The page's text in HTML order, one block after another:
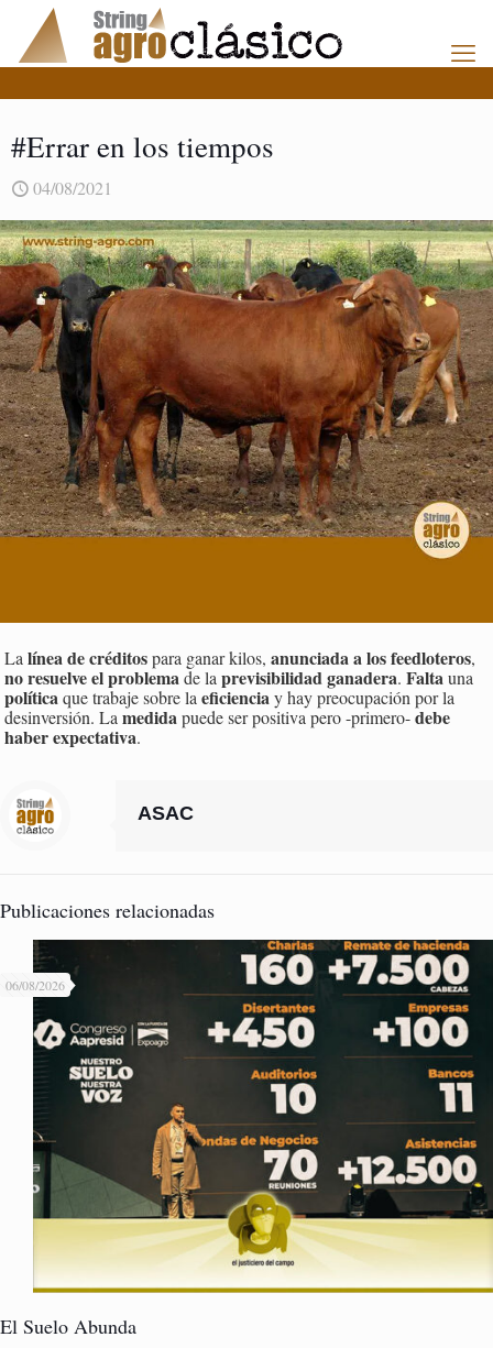
#Errar en los tiempos
04/08/2021
Lalínea de créditospara ganar kilos,anunciada a los feedloteros,
no resuelve el problemade laprevisibilidad ganadera.Faltauna
políticaque trabaje sobre laeficienciay hay preocupación por la
desinversión. Lamedidapuede ser positiva pero -primero-debe
haber expectativa.
ASAC
Publicaciones relacionadas
06/08/2026
El Suelo Abunda